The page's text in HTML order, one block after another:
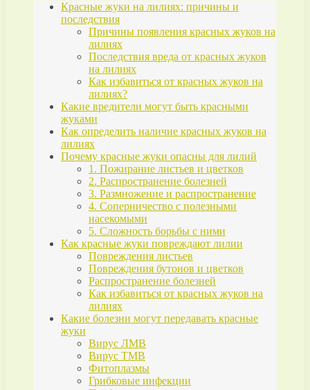
Красные жуки на лилиях: причины и
последствия
Причины появления красных жуков на
лилиях
Последствия вреда от красных жуков
на лилиях
Как избавиться от красных жуков на
лилиях?
Какие вредители могут быть красными
жуками
Как определить наличие красных жуков на
лилиях
Почему красные жуки опасны для лилий
1. Пожирание листьев и цветков
2. Распространение болезней
3. Размножение и распространение
4. Соперничество с полезными
насекомыми
5. Сложность борьбы с ними
Как красные жуки повреждают лилии
Повреждения листьев
Повреждения бутонов и цветков
Распространение болезней
Как избавиться от красных жуков на
лилиях
Какие болезни могут передавать красные
жуки
Вирус ЛМВ
Вирус ТМВ
Фитоплазмы
Грибковые инфекции